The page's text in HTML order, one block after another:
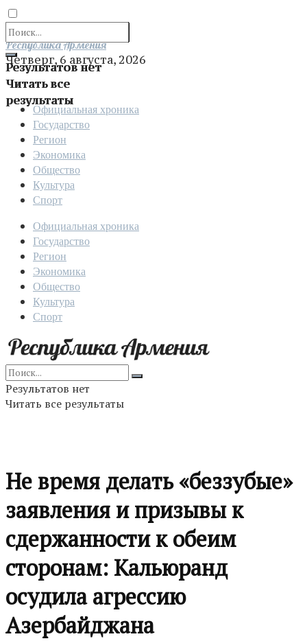
Результатов нет
Читать все
результаты
Отправить
Республика Армения
Четверг, 6 августа, 2026
Официальная хроника
Государство
Регион
Экономика
Общество
Культура
Спорт
Официальная хроника
Государство
Регион
Экономика
Общество
Культура
Спорт
Результатов нет
Читать все результаты
Не время делать «беззубые»
заявления и призывы к
сдержанности к обеим
сторонам: Кальюранд
осудила агрессию
Азербайджана